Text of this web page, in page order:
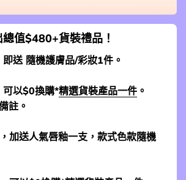
總值$480+貨裝禮品！
送 隨機護膚品/彩妝1件。
以$0換購*精選貨裝產品一件 。
註。
送人氣唇釉一支，款式色款隨機